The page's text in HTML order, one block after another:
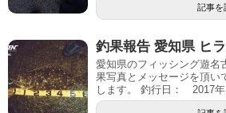
記事を
釣果報告 愛知県 ヒ
愛知県のフィッシング遊名
果写真とメッセージを頂い
します。 釣行日： 2017年